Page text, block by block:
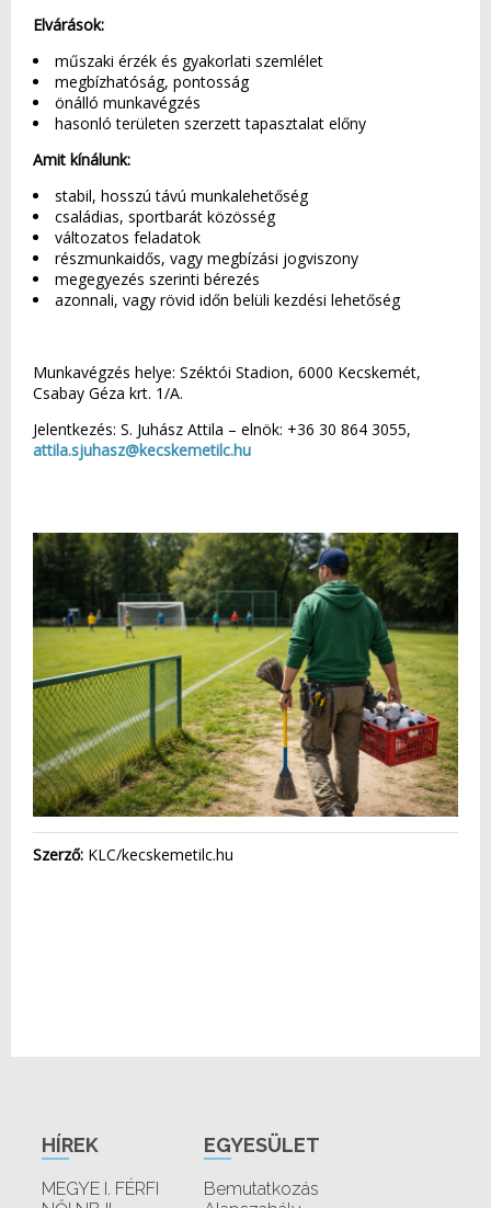
Elvárások:
műszaki érzék és gyakorlati szemlélet
megbízhatóság, pontosság
önálló munkavégzés
hasonló területen szerzett tapasztalat előny
Amit kínálunk:
stabil, hosszú távú munkalehetőség
családias, sportbarát közösség
változatos feladatok
részmunkaidős, vagy megbízási jogviszony
megegyezés szerinti bérezés
azonnali, vagy rövid időn belüli kezdési lehetőség
Munkavégzés helye: Széktói Stadion, 6000 Kecskemét,
Csabay Géza krt. 1/A.
Jelentkezés: S. Juhász Attila – elnök: +36 30 864 3055,
attila.sjuhasz@kecskemetilc.hu
Szerző: KLC/kecskemetilc.hu
HÍREK
MEGYE I. FÉRFI
EGYESÜLET
Bemutatkozás